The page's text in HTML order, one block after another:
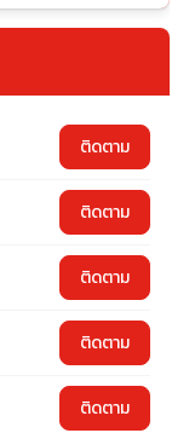
ติดตาม
ติดตาม
ติดตาม
ติดตาม
ติดตาม